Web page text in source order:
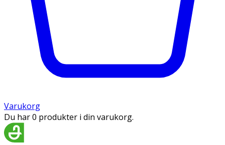
Varukorg
Du har 0 produkter i din varukorg.